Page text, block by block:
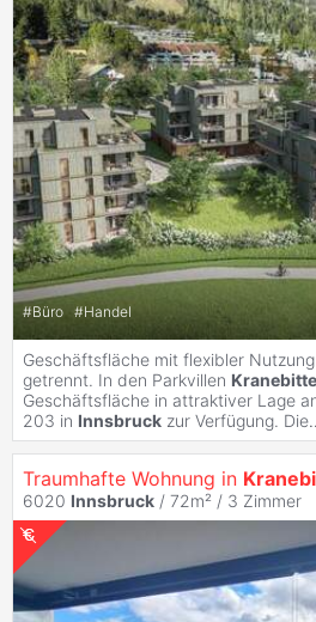
#Büro #Handel
Geschäftsfläche mit flexibler
getrennt. In den Parkvillen
Geschäftsfläche in attraktiver Lage
203 in Innsbruck zur Verfügung. Die
Traumhafte Wohnung in
6020 Innsbruck / 72m² / 3 Zimmer